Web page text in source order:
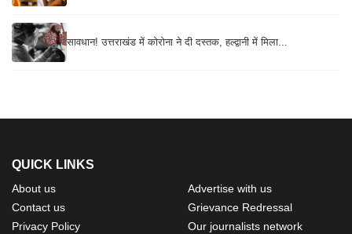
सावधान! उत्तराखंड में कोरोना ने दी दस्तक, हल्द्वानी में मिला...
QUICK LINKS
About us
Contact us
Privacy Policy
Advertise with us
Grievance Redressal
Our journalists network